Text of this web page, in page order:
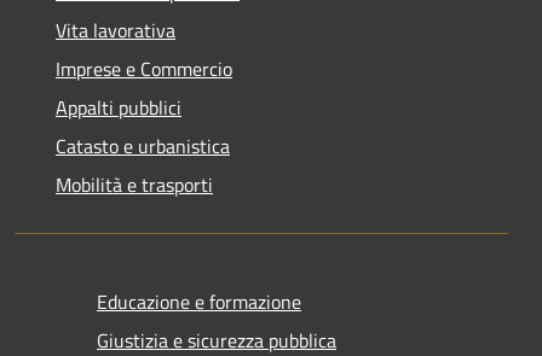
Vita lavorativa
Imprese e Commercio
Appalti pubblici
Catasto e urbanistica
Mobilità e trasporti
Educazione e formazione
Giustizia e sicurezza pubblica